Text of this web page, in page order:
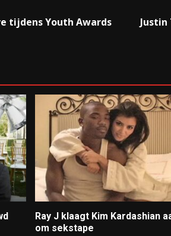
tijdens Youth Awards
Ray J klaagt Kim Kardashian
om sekstape